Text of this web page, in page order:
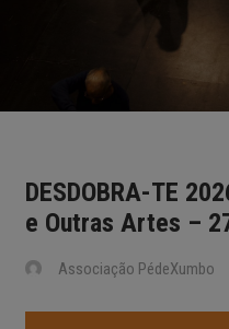
DESDOBRA-TE
e Outras Artes –
Associação PédeXumbo